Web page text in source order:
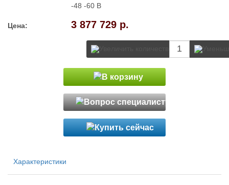
-48 -60 В
Цена: 3 877 729 р.
Характеристики